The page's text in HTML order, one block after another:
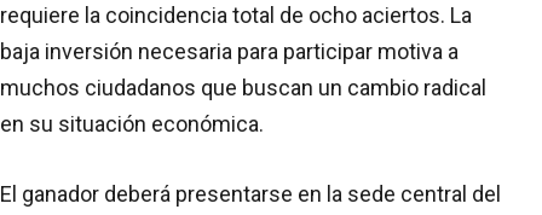
requiere la coincidencia total de ocho aciertos. La
baja inversión necesaria para participar motiva a
muchos ciudadanos que buscan un cambio radical
en su situación económica.
El ganador deberá presentarse en la sede central del